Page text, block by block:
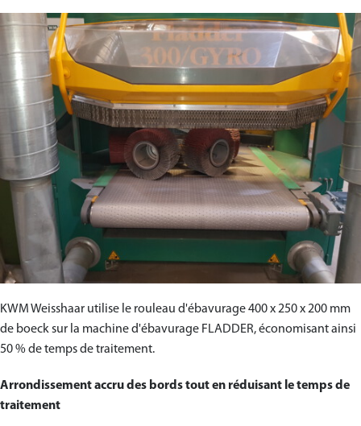
KWM Weisshaar utilise le rouleau d'ébavurage 400 x 250 x 200 mm
de boeck sur la machine d'ébavurage FLADDER, économisant ainsi
50 % de temps de traitement.
Arrondissement accru des bords tout en réduisant le temps de
traitement